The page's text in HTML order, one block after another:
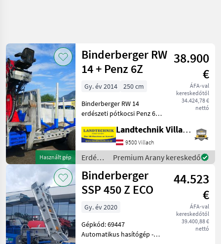
Használt gép
Binderberger RW
14 + Penz 6Z
38.900
€
ÁFA-val
kereskedőtől
34.424,78 €
nettó
Gy. év 2014
250 cm
Binderberger RW 14
erdészeti pótkocsi Penz 6Z
üléssel, joystickkel és
lábbal működtethető
vezérléssel, hidraulikus
önellátás kettős öntvényes
Landtechnik Villach GmbH
9500 Villach
Erdészeti
és
faipari
gépek /
Binderberger
Premium Arany kereskedő
Binderberger
SSP 450 Z ECO
44.523
€
ÁFA-val
kereskedőtől
39.400,88 €
nettó
Gy. év 2020
Gépkód: 69447
Automatikus hasítógép -